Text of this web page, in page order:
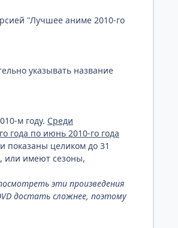
"Лучшее аниме 2010-го
указывать название
м году. Среди
года по июнь 2010-го года
показаны целиком до 31
или имеют сезоны,
эти произведения
достать сложнее, поэтому